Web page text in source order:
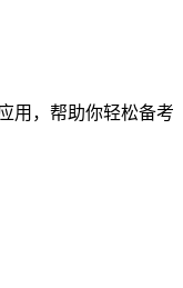
用，帮助你轻松备考